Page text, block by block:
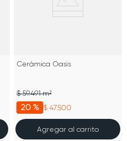
Cerámica Oasis
20 % $ 47.500
$ 59.491 m²
Agregar al carrito